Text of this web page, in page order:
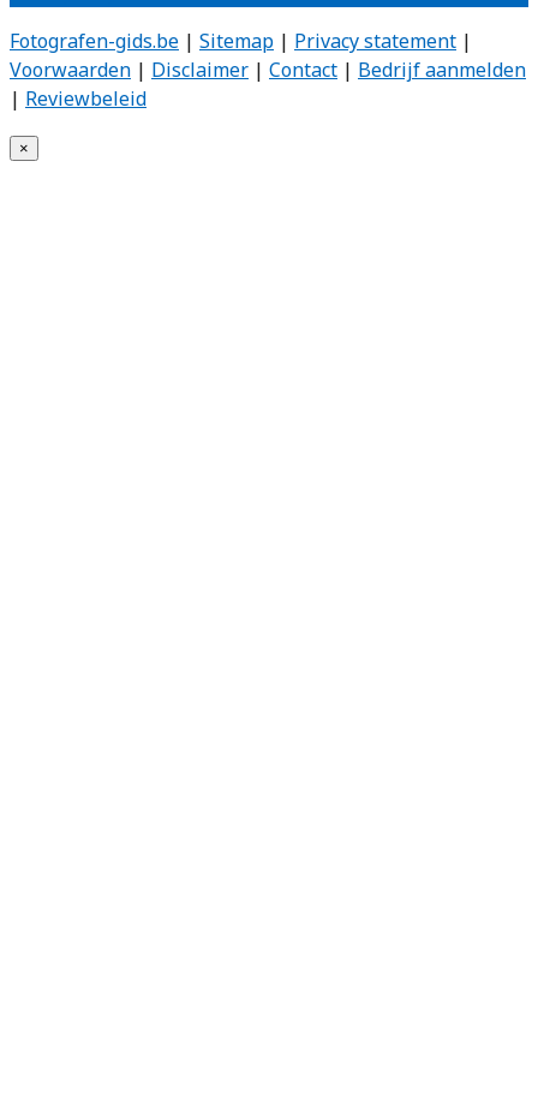
Fotografen-gids.be | Sitemap | Privacy statement |
Voorwaarden | Disclaimer | Contact | Bedrijf aanmelden
| Reviewbeleid
×